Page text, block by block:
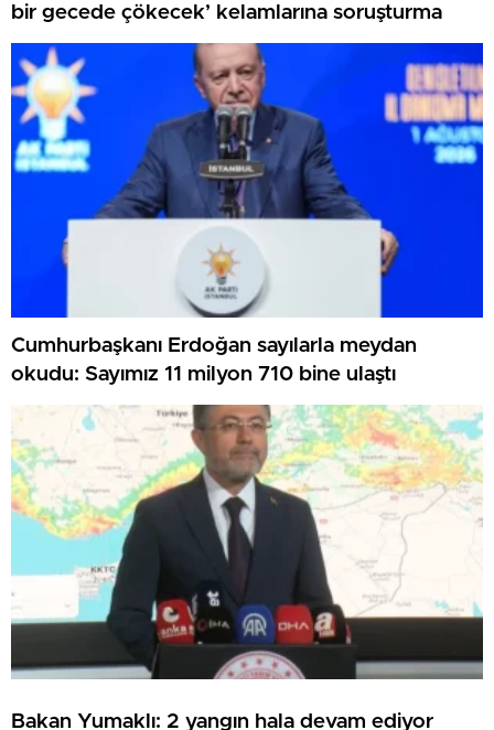
bir gecede çökecek’ kelamlarına soruşturma
Cumhurbaşkanı Erdoğan sayılarla meydan
okudu: Sayımız 11 milyon 710 bine ulaştı
Bakan Yumaklı: 2 yangın hala devam ediyor